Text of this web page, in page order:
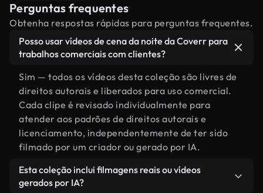
Perguntas frequentes
Obtenha respostas rápidas para perguntas frequentes.
Posso usar vídeos de cena da noite da Coverr para
trabalhos comerciais com clientes?
Sim — todos os vídeos desta coleção são livres de
direitos autorais e liberados para uso comercial.
Cada clipe é revisado individualmente para
atender aos padrões de direitos autorais e
licenciamento, independentemente de ter sido
filmado por um criador ou gerado por IA.
Esta coleção inclui filmagens reais ou vídeos
gerados por IA?